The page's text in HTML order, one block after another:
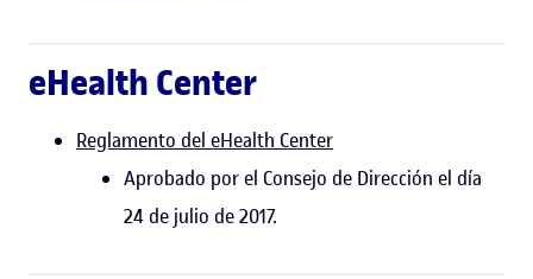
eHealth Center
Reglamento del eHealth Center
Aprobado por el Consejo de Dirección el día
24 de julio de 2017.